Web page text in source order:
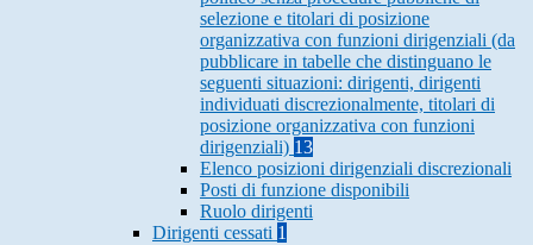
selezione e titolari di posizione
organizzativa con funzioni dirigenziali (da
pubblicare in tabelle che distinguano le
seguenti situazioni: dirigenti, dirigenti
individuati discrezionalmente, titolari di
posizione organizzativa con funzioni
dirigenziali) 13
Elenco posizioni dirigenziali discrezionali
Posti di funzione disponibili
Ruolo dirigenti
Dirigenti cessati 1